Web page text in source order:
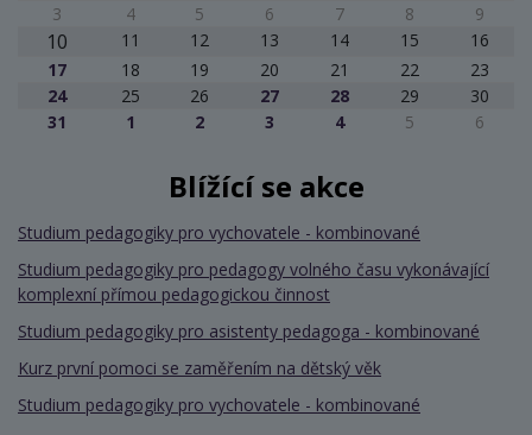
3
4 5 6 7 8 9
10 11 12 13 14 15
16
17
18 19 20 21 22
23
24
25 26 27 28 29
30
31
1 2 3 4 5 6
Blížící se akce
Studium pedagogiky pro vychovatele - kombinované
Studium pedagogiky pro pedagogy volného času vykonávající
komplexní přímou pedagogickou činnost
Studium pedagogiky pro asistenty pedagoga - kombinované
Kurz první pomoci se zaměřením na dětský věk
Studium pedagogiky pro vychovatele - kombinované